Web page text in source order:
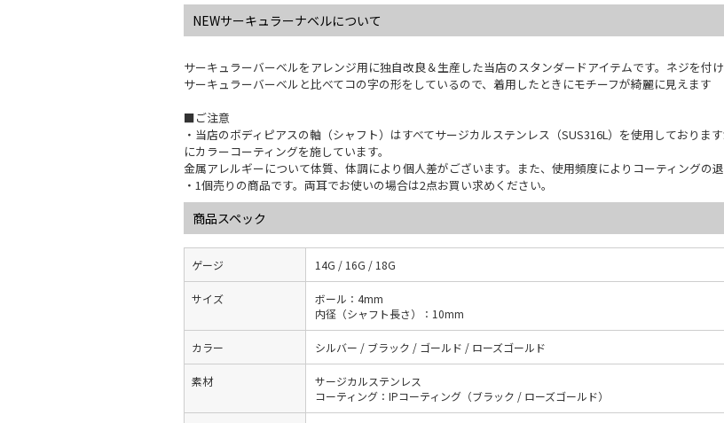
NEWサーキュラーナベルについて
サーキュラーバーベルをアレンジ用に独自改良＆生産した当店のスタンダードアイテムです。ネジを付
サーキュラーバーベルと比べてコの字の形をしているので、着用したときにモチーフが綺麗に見えます
■ご注意
・当店のボディピアスの軸（シャフト）はすべてサージカルステンレス（SUS316L）を使用しており
にカラーコーティングを施しています。
金属アレルギーについて体質、体調により個人差がございます。また、使用頻度によりコーティングの
・1個売りの商品です。両耳でお使いの場合は2点お買い求めください。
商品スペック
ゲージ 14G / 16G / 18G
サイズ
ボール：4mm
内径（シャフト長さ）：10mm
カラー シルバー / ブラック / ゴールド / ローズゴールド
素材
サージカルステンレス
コーティング：IPコーティング（ブラック / ローズゴールド）